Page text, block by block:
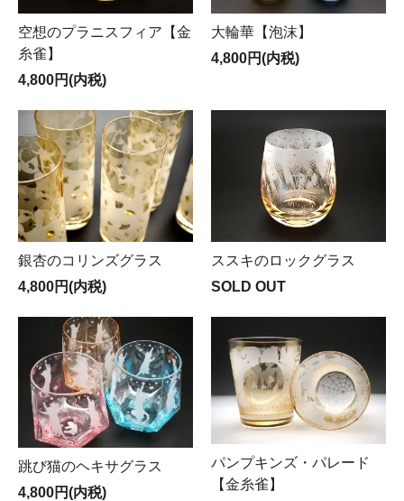
空想のプラニスフィア【金
糸雀】
4,800円(内税)
大輪華【泡沫】
4,800円(内税)
銀杏のコリンズグラス
4,800円(内税)
ススキのロックグラス
SOLD OUT
跳び猫のヘキサグラス
4,800円(内税)
パンプキンズ・パレード
【金糸雀】